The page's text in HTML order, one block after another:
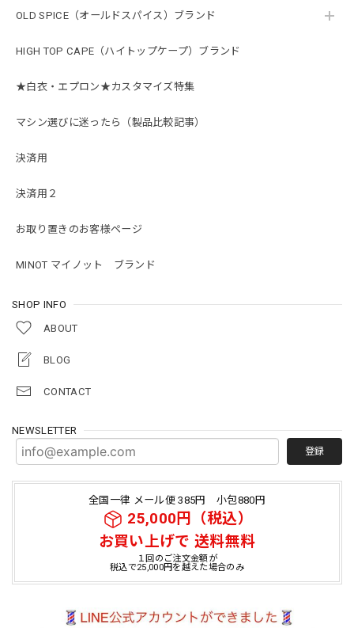
OLD SPICE（オールドスパイス）ブランド
HIGH TOP CAPE（ハイトップケープ）ブランド
★白衣・エプロン★カスタマイズ特集
マシン選びに迷ったら（製品比較記事）
決済用
決済用２
お取り置きのお客様ページ
MINOT マイノット ブランド
SHOP INFO
ABOUT
BLOG
CONTACT
NEWSLETTER
登録
全国一律 メール便 385円 小包880円
25,000円（税込）
お買い上げで 送料無料
１回のご注文金額が
税込で25,000円を越えた場合のみ